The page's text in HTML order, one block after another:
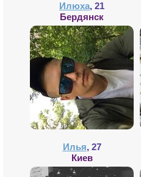
Илюха, 21
Бердянск
Илья, 27
Киев